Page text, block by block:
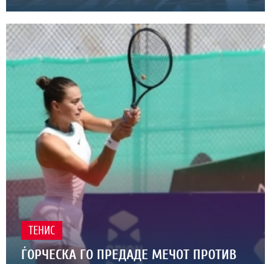
ТЕНИС
ЃОРЧЕСКА ГО ПРЕДАДЕ МЕЧОТ ПРОТИВ